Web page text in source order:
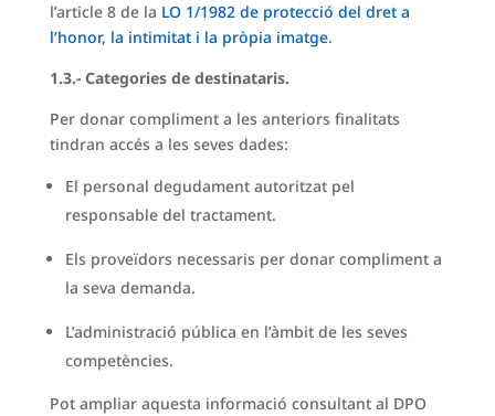
l’article 8 de la LO 1/1982 de protecció del dret a
l’honor, la intimitat i la pròpia imatge.
1.3.- Categories de destinataris.
Per donar compliment a les anteriors finalitats
tindran accés a les seves dades:
El personal degudament autoritzat pel
responsable del tractament.
Els proveïdors necessaris per donar compliment a
la seva demanda.
L’administració pública en l’àmbit de les seves
competències.
Pot ampliar aquesta informació consultant al DPO